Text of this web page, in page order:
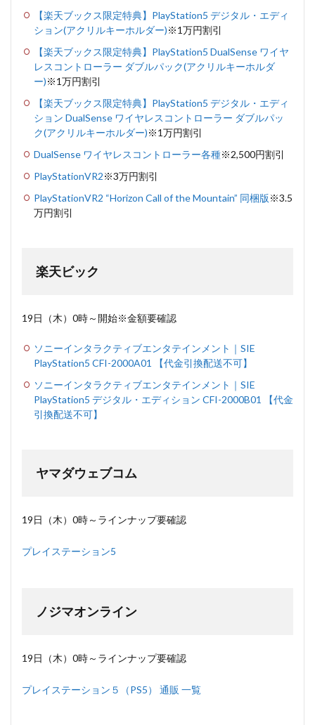
【楽天ブックス限定特典】PlayStation5 デジタル・エディ
ション(アクリルキーホルダー)※1万円割引
【楽天ブックス限定特典】PlayStation5 DualSense ワイヤ
レスコントローラー ダブルパック(アクリルキーホルダ
ー)※1万円割引
【楽天ブックス限定特典】PlayStation5 デジタル・エディ
ション DualSense ワイヤレスコントローラー ダブルパッ
ク(アクリルキーホルダー)※1万円割引
DualSense ワイヤレスコントローラー各種※2,500円割引
PlayStationVR2※3万円割引
PlayStationVR2 “Horizon Call of the Mountain” 同梱版※3.5
万円割引
楽天ビック
19日（木）0時～開始※金額要確認
ソニーインタラクティブエンタテインメント｜SIE
PlayStation5 CFI-2000A01 【代金引換配送不可】
ソニーインタラクティブエンタテインメント｜SIE
PlayStation5 デジタル・エディション CFI-2000B01 【代金
引換配送不可】
ヤマダウェブコム
19日（木）0時～ラインナップ要確認
プレイステーション5
ノジマオンライン
19日（木）0時～ラインナップ要確認
プレイステーション５（PS5） 通販 一覧